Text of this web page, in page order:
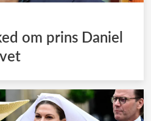
om prins Daniel